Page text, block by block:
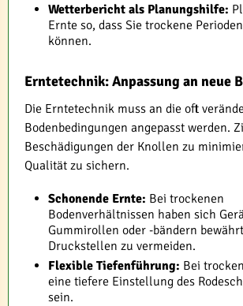
Wetterbericht als Planungshilfe:
Ernte so, dass Sie trockene
können.
Erntetechnik: Anpassung an neue
Die Erntetechnik muss an die oft
Bodenbedingungen angepasst werden.
Beschädigungen der Knollen zu
Qualität zu sichern.
Schonende Ernte: Bei trockenen
Bodenverhältnissen haben sich
Gummirollen oder -bändern
Druckstellen zu vermeiden.
Flexible Tiefenführung: Bei
eine tiefere Einstellung des
sein.